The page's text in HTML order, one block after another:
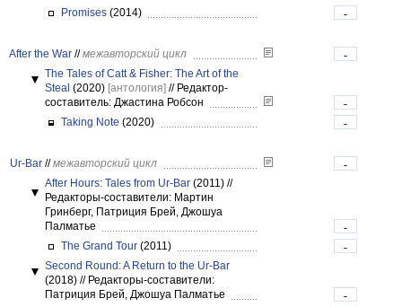
Promises (2014) -
After the War // межавторский цикл
-
The Tales of Catt & Fisher: The Art of the
Steal (2020) [антология] //Редактор-
составитель: Джастина Робсон
-
Taking Note (2020) -
Ur-Bar // межавторский цикл
-
After Hours: Tales from Ur-Bar (2011) //
Редакторы-составители: Мартин
Гринберг, Патриция Брей, Джошуа
Палматье
-
The Grand Tour (2011)
-
Second Round: A Return to the Ur-Bar
(2018) //Редакторы-составители:
Патриция Брей, Джошуа Палматье
-